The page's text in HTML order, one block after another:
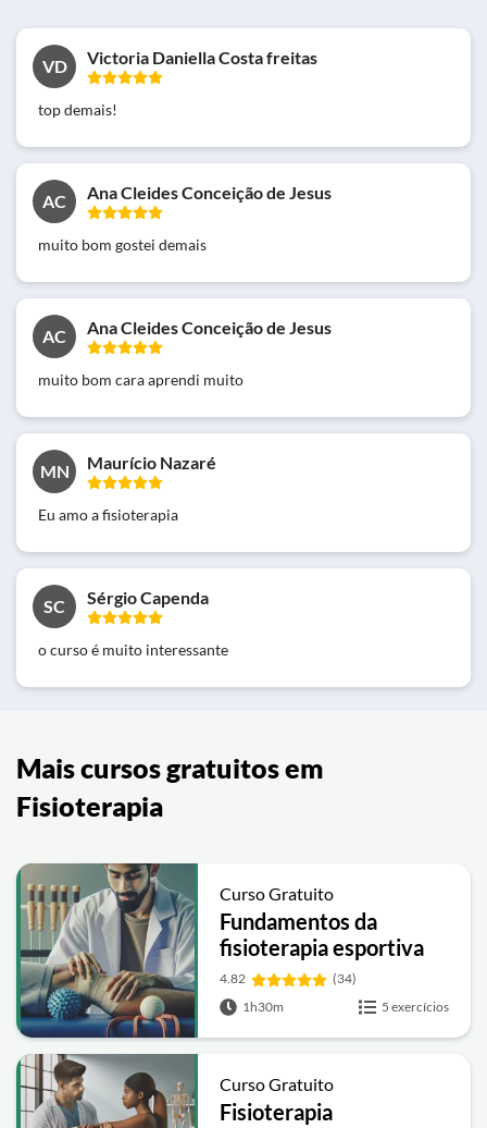
VD Victoria Daniella Costa freitas
top demais!
AC Ana Cleides Conceição de Jesus
muito bom gostei demais
AC Ana Cleides Conceição de Jesus
muito bom cara aprendi muito
MN Maurício Nazaré
Eu amo a fisioterapia
SC Sérgio Capenda
o curso é muito interessante
Mais cursos gratuitos em
Fisioterapia
Curso Gratuito
Fundamentos da
fisioterapia esportiva
4.82
(34)
1h30m
5 exercícios
Curso Gratuito
Fisioterapia